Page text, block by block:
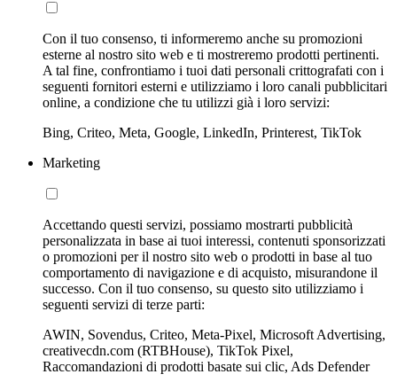
Con il tuo consenso, ti informeremo anche su promozioni
esterne al nostro sito web e ti mostreremo prodotti pertinenti.
A tal fine, confrontiamo i tuoi dati personali crittografati con i
seguenti fornitori esterni e utilizziamo i loro canali pubblicitari
online, a condizione che tu utilizzi già i loro servizi:
Bing, Criteo, Meta, Google, LinkedIn, Printerest, TikTok
Marketing
Accettando questi servizi, possiamo mostrarti pubblicità
personalizzata in base ai tuoi interessi, contenuti sponsorizzati
o promozioni per il nostro sito web o prodotti in base al tuo
comportamento di navigazione e di acquisto, misurandone il
successo. Con il tuo consenso, su questo sito utilizziamo i
seguenti servizi di terze parti:
AWIN, Sovendus, Criteo, Meta-Pixel, Microsoft Advertising,
creativecdn.com (RTBHouse), TikTok Pixel,
Raccomandazioni di prodotti basate sui clic, Ads Defender